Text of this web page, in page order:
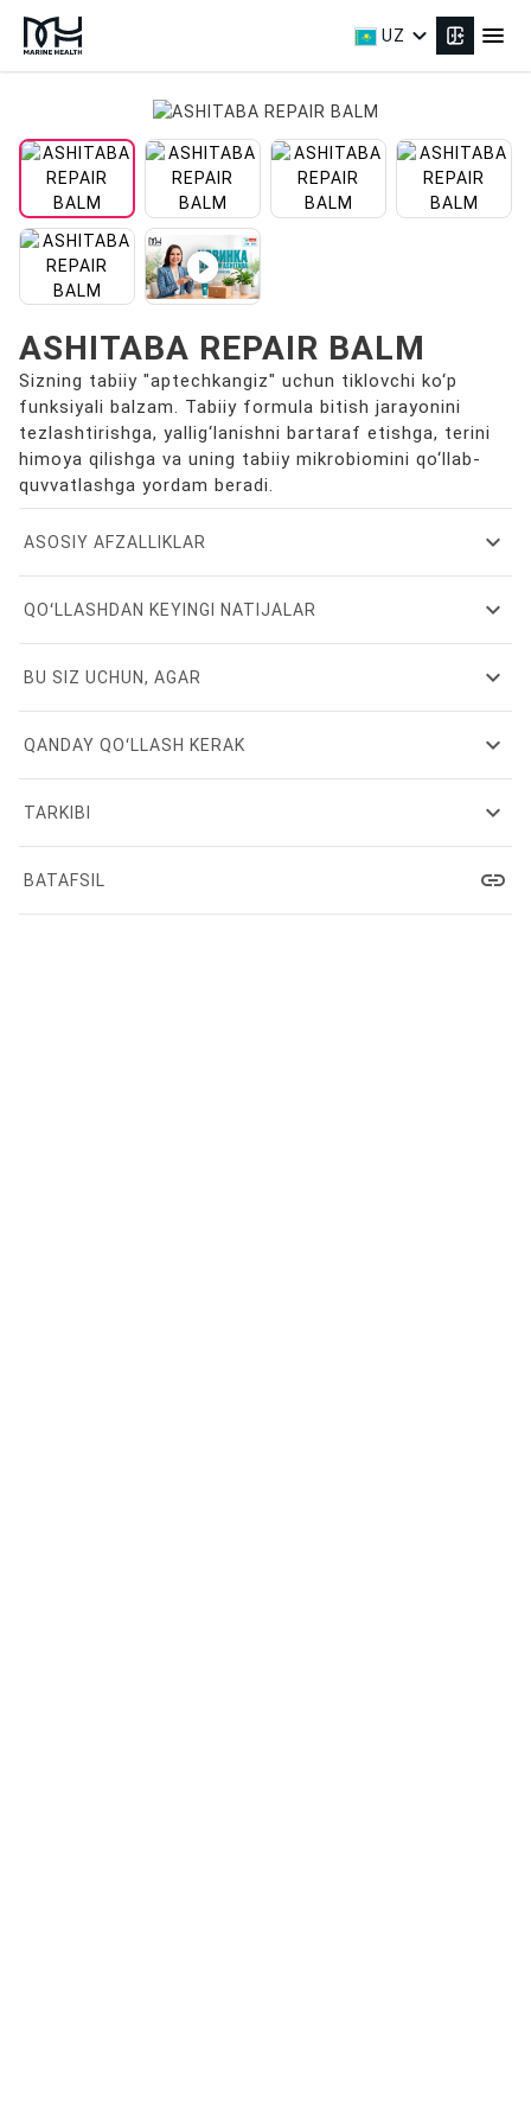
UZ expand_more menu
play_circle_filled
ASHITABA REPAIR BALM
Sizning tabiiy "aptechkangiz" uchun tiklovchi ko‘p
funksiyali balzam. Tabiiy formula bitish jarayonini
tezlashtirishga, yallig‘lanishni bartaraf etishga, terini
himoya qilishga va uning tabiiy mikrobiomini qo‘llab-
quvvatlashga yordam beradi.
ASOSIY AFZALLIKLAR expand_more
QOʻLLASHDAN KEYINGI NATIJALAR expand_more
BU SIZ UCHUN, AGAR expand_more
QANDAY QOʻLLASH KERAK expand_more
TARKIBI expand_more
BATAFSIL link